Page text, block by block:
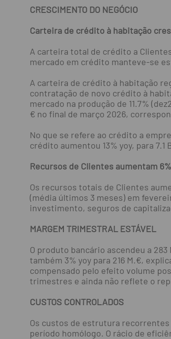
CRESCIMENTO DO NEGÓCIO
Carteira de crédito à habitação
A carteira total de crédito a
mercado em crédito manteve-se
A carteira de crédito à habitação
contratação de novo crédito à
mercado na produção de 11.7%
€ no final de março 2026,
No que se refere ao crédito a
crédito aumentou 13% yoy, para 7.1
Recursos de Clientes aumentam
Os recursos totais de Clientes
(média últimos 3 meses) em
investimento, seguros de
MARGEM TRIMESTRAL ESTÁVEL
O produto bancário ascendeu a
também 3% yoy para 216 M.€,
compensado pelo efeito volume
trimestres e ainda não reflete o
CUSTOS CONTROLADOS
Os custos de estrutura recorrentes
período homólogo. O rácio de